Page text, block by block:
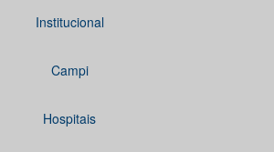
Institucional
Campi
Hospitais